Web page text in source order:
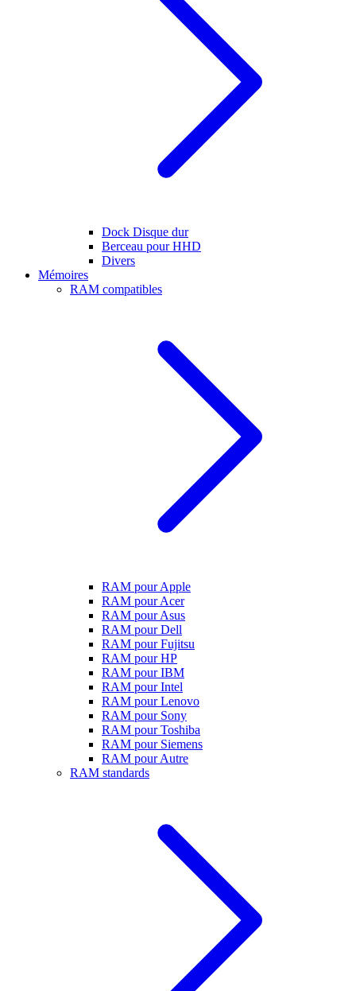
Dock Disque dur
Berceau pour HHD
Divers
Mémoires
RAM compatibles
RAM pour Apple
RAM pour Acer
RAM pour Asus
RAM pour Dell
RAM pour Fujitsu
RAM pour HP
RAM pour IBM
RAM pour Intel
RAM pour Lenovo
RAM pour Sony
RAM pour Toshiba
RAM pour Siemens
RAM pour Autre
RAM standards